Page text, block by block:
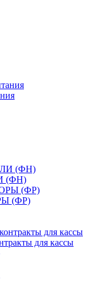
(ФН)
(ФР)
для кассы